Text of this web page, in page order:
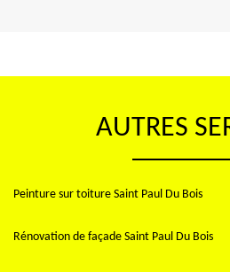
AUTRES
Peinture sur toiture Saint Paul Du Bois
Rénovation de façade Saint Paul Du Bois